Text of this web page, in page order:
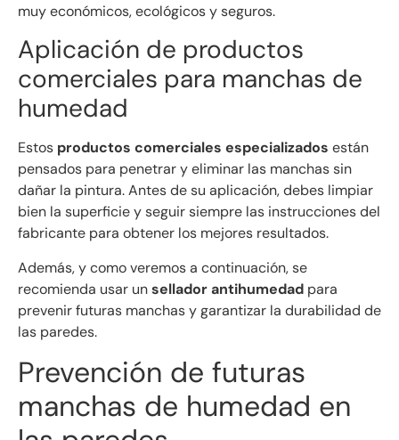
muy económicos, ecológicos y seguros.
Aplicación de productos
comerciales para manchas de
humedad
Estos productos comerciales especializados están
pensados para penetrar y eliminar las manchas sin
dañar la pintura. Antes de su aplicación, debes limpiar
bien la superficie y seguir siempre las instrucciones del
fabricante para obtener los mejores resultados.
Además, y como veremos a continuación, se
recomienda usar unsellador antihumedad para
prevenir futuras manchas y garantizar la durabilidad de
las paredes.
Prevención de futuras
manchas de humedad en